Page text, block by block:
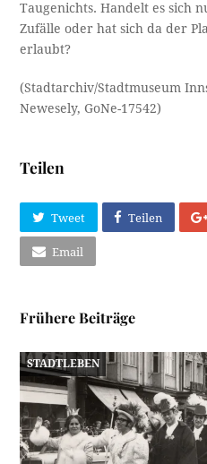
Taugenichts. Handelt es sich
Zufälle oder hat sich da der
erlaubt?
(Stadtarchiv/Stadtmuseum
Newesely, GoNe-17542)
Teilen
Tweet Teilen
Email
Frühere Beiträge
STADTLEBEN